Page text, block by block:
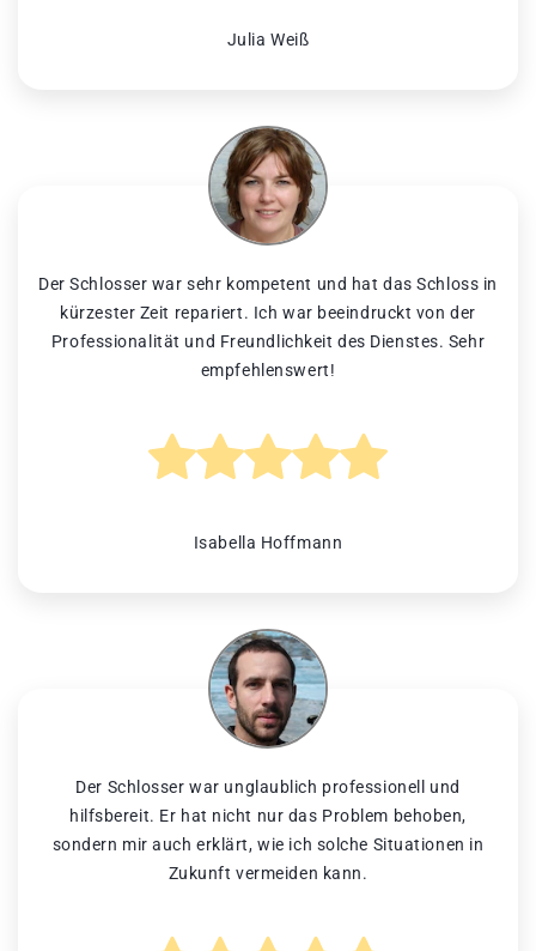
Julia Weiß
Der Schlosser war sehr kompetent und hat das Schloss in
kürzester Zeit repariert. Ich war beeindruckt von der
Professionalität und Freundlichkeit des Dienstes. Sehr
empfehlenswert!
Isabella Hoffmann
Der Schlosser war unglaublich professionell und
hilfsbereit. Er hat nicht nur das Problem behoben,
sondern mir auch erklärt, wie ich solche Situationen in
Zukunft vermeiden kann.